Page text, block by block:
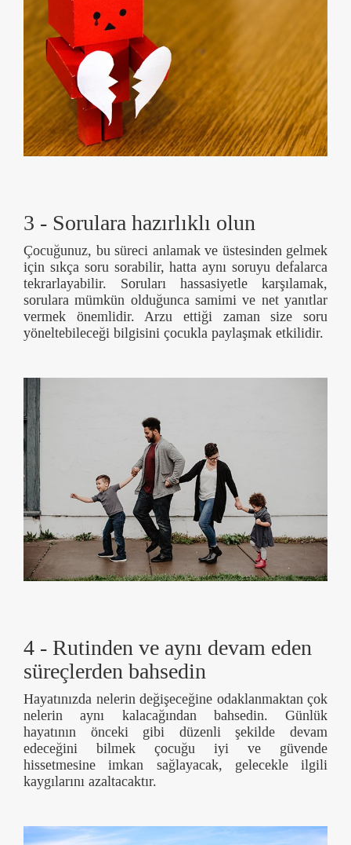
3 - Sorulara hazırlıklı olun
Çocuğunuz, bu süreci anlamak ve üstesinden gelmek
için sıkça soru sorabilir, hatta aynı soruyu defalarca
tekrarlayabilir. Soruları hassasiyetle karşılamak,
sorulara mümkün olduğunca samimi ve net yanıtlar
vermek önemlidir. Arzu ettiği zaman size soru
yöneltebileceği bilgisini çocukla paylaşmak etkilidir.
4 - Rutinden ve aynı devam eden
süreçlerden bahsedin
Hayatınızda nelerin değişeceğine odaklanmaktan çok
nelerin aynı kalacağından bahsedin. Günlük
hayatının önceki gibi düzenli şekilde devam
edeceğini bilmek çocuğu iyi ve güvende
hissetmesine imkan sağlayacak, gelecekle ilgili
kaygılarını azaltacaktır.